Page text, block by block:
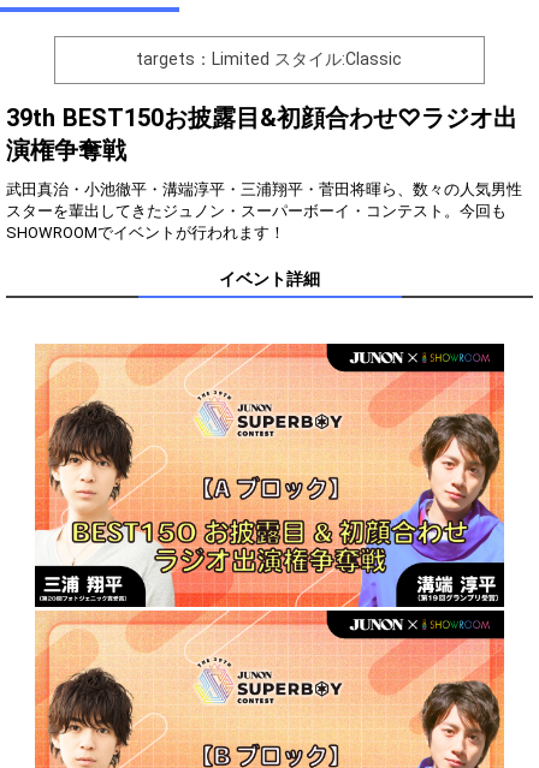
Throw gifts to the stage and join
the live performance.
First, try throwing free Stars
Show Gold to purchase gifts
(available from 1 JPY)! When you
continue to send gifts to the
popularity ranking and your
ranking go up.
To cheer on performers, you can
send them gifts.
You can post comments. Please
refrain from posting comments
that may offend performers or
Close
targets：Limited スタイル:Classic
39th BEST150お披露目&初顔合わせ♡ラジオ出
演権争奪戦
武田真治・小池徹平・溝端淳平・三浦翔平・菅田将暉ら、数々の人気男性
スターを輩出してきたジュノン・スーパーボーイ・コンテスト。今回も
SHOWROOMでイベントが行われます！
イベント詳細